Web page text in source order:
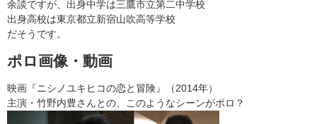
余談ですが、出身中学は三鷹市立第二中学校
出身高校は東京都立新宿山吹高等学校
だそうです。
ポロ画像・動画
映画『ニシノユキヒコの恋と冒険』（2014年）
主演・竹野内豊さんとの、このようなシーンがポロ？